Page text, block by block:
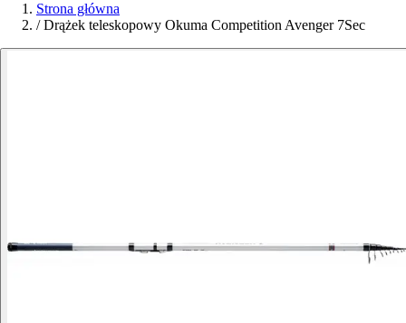
Strona główna
/ Drążek teleskopowy Okuma Competition Avenger 7Sec